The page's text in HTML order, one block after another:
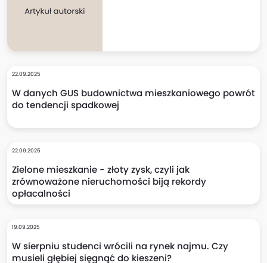
22.09.2025
W danych GUS budownictwa mieszkaniowego powrót
do tendencji spadkowej
22.09.2025
Zielone mieszkanie - złoty zysk, czyli jak
zrównoważone nieruchomości biją rekordy
opłacalności
19.09.2025
W sierpniu studenci wrócili na rynek najmu. Czy
musieli głębiej sięgnąć do kieszeni?